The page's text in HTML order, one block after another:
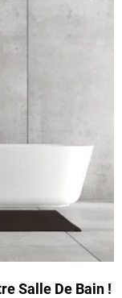
Salle De Bain !